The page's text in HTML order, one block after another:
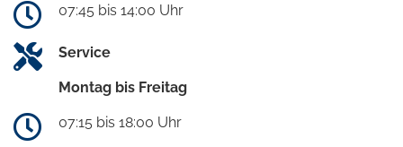
07:45 bis 14:00 Uhr
Service
Montag bis Freitag
07:15 bis 18:00 Uhr